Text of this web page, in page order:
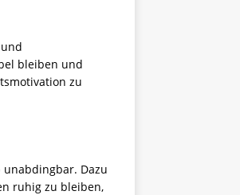
bleiben und
zu
Dazu
ruhig zu bleiben,